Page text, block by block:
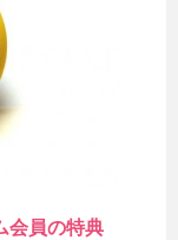
会員の特典